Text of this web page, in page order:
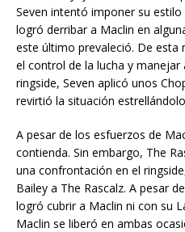
Seven intentó imponer su
logró derribar a Maclin en
este último prevaleció. De
el control de la lucha y manejar
ringside, Seven aplicó unos
revirtió la situación
A pesar de los esfuerzos de
contienda. Sin embargo, The
una confrontación en el
Bailey a The Rascalz. A pesar
logró cubrir a Maclin ni con su
Maclin se liberó en ambas